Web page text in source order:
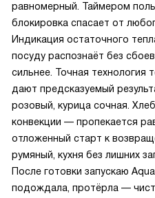
равномерный. Таймером
блокировка спасает от
Индикация остаточного
посуду распознаёт без
сильнее. Точная технология
дают предсказуемый
розовый, курица сочная.
конвекции — пропекается
отложенный старт к
румяный, кухня без лишних
После готовки запускаю
подождала, протёрла —